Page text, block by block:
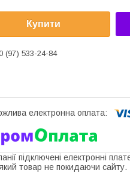
Купити
(97) 533-24-84
підключені електронні
товар не покидаючи сайту.